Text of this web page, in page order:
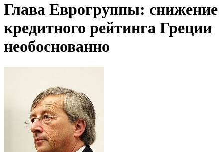
Глава Еврогруппы: снижение
кредитного рейтинга Греции
необоснованно